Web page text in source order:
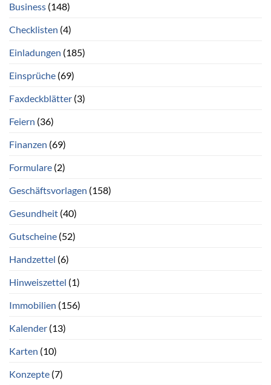
Business (148)
Checklisten (4)
Einladungen (185)
Einsprüche (69)
Faxdeckblätter (3)
Feiern (36)
Finanzen (69)
Formulare (2)
Geschäftsvorlagen (158)
Gesundheit (40)
Gutscheine (52)
Handzettel (6)
Hinweiszettel (1)
Immobilien (156)
Kalender (13)
Karten (10)
Konzepte (7)